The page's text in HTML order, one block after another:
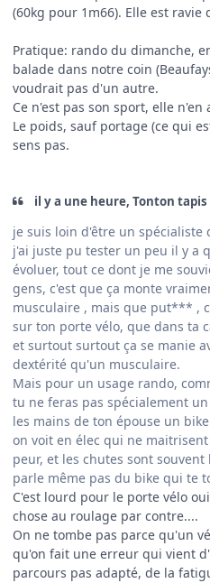
(60kg pour 1m66). Elle est ravie
Pratique: rando du dimanche,
balade dans notre coin
voudrait pas d'un autre.
Ce n'est pas son sport, elle
Le poids, sauf portage (ce qui
sens pas.
il y a une heure, Tonton tapis
je suis loin d'être un spécialiste
j'ai juste pu tester un peu il y a
évoluer, tout ce dont je me
gens, c'est que ça monte
musculaire , mais que put*** ,
sur ton porte vélo, que dans ta
et surtout surtout ça se manie
dextérité qu'un musculaire.
Mais pour un usage rando,
tu ne feras pas spécialement
les mains de ton épouse un
on voit en élec qui ne
peur, et les chutes sont
parle même pas du bike qui te
C'est lourd pour le porte vélo
chose au roulage par contre....
On ne tombe pas parce qu'un
qu'on fait une erreur qui vient
parcours pas adapté, de la